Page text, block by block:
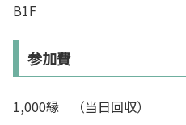
B1F
参加費
1,000縁 （当日回収）